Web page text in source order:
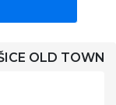
OLD TOWN